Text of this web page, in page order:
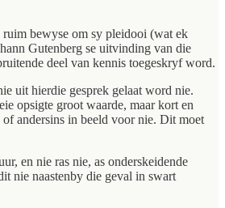
bewyse om sy pleidooi (wat ek
Gutenberg se uitvinding van die
deel van kennis toegeskryf word.
uit hierdie gesprek gelaat word nie.
opsigte groot waarde, maar kort en
andersins in beeld voor nie. Dit moet
en nie ras nie, as onderskeidende
nie naastenby die geval in swart